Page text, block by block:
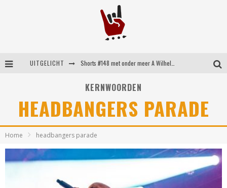
UITGELICHT
Britse emorockers van Basement maken tweede comeback met het indrukwekkende ‘Wired’
Shorts #149 met onder meer No Cure, Eva Under Fire, The Hu en Sleeping With Sirens
KERNWOORDEN
HEADBANGERS PARADE
Home headbangers parade